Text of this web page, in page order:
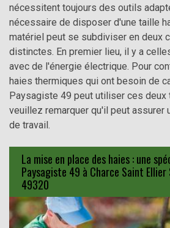
nécessitent toujours des outils
nécessaire de disposer d'une taille
matériel peut se subdiviser en deux
distinctes. En premier lieu, il y a
avec de l'énergie électrique. Pour
haies thermiques qui ont besoin de
Paysagiste 49 peut utiliser ces
veuillez remarquer qu'il peut assurer
de travail.
La mise en place des haies : une
Paysagiste 49 à Charce Saint Ellier
49320